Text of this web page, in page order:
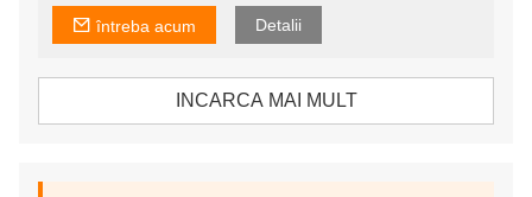
întreba acum Detalii
INCARCA MAI MULT